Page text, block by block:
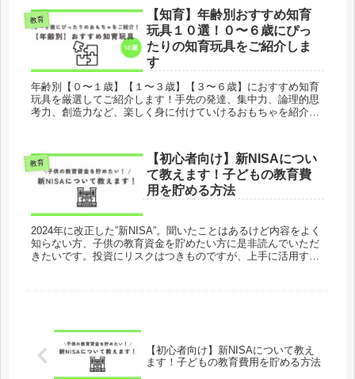
親が読ませたいものを選ぶも良しなので、様々なジャンルの絵
本を手にとって、様々な表現に触れることが大切です。
教育
【知育】年齢別おすすめ知育
玩具１０選！０〜６歳にぴっ
たりの知育玩具をご紹介しま
す
年齢別【０〜１歳】【１〜３歳】【３〜６歳】におすすめ知育
玩具を厳選してご紹介します！手先の発達、集中力、論理的思
考力、創造力など、楽しく身に付けていけるおもちゃを紹介し
グは、三兄弟・双子ママの”親も子も成長する”育児ブログで
す。幼児教育をはじめ、育児の悩みや時短家事など育児家事の
おすすめ情報を発信しています。
教育
【初心者向け】新NISAについ
て教えます！子どもの教育費
用を貯める方法
2024年に改正した”新NISA”。聞いたことはあるけど内容をよく
知らない方、子供の教育資金を貯めたい方に是非読んでいただ
きたいです。投資にリスクはつきものですが、上手に活用する
【初心者向け】新NISAについて教え
ます！子どもの教育費用を貯める方法